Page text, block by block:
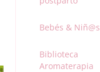
Bebés & Niñ@s
Biblioteca
Aromaterapia